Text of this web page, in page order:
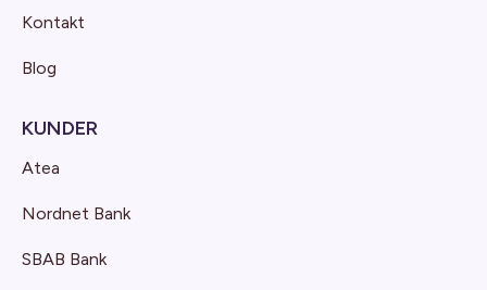
Kontakt
Blog
KUNDER
Atea
Nordnet Bank
SBAB Bank